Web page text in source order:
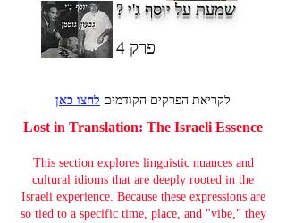
שמעת על יוסף ג'י ?
פרק 4
לקריאת הפרקים הקודמים לחצו כאן
Lost in Translation: The Israeli Essence
This section explores linguistic nuances and
cultural idioms that are deeply rooted in the
Israeli experience. Because these expressions are
so tied to a specific time, place, and "vibe," they